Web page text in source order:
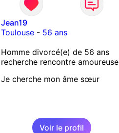
Jean19
Toulouse- 56 ans
Homme divorcé(e) de 56 ans
recherche rencontre amoureuse
Je cherche mon âme sœur
Voir le profil